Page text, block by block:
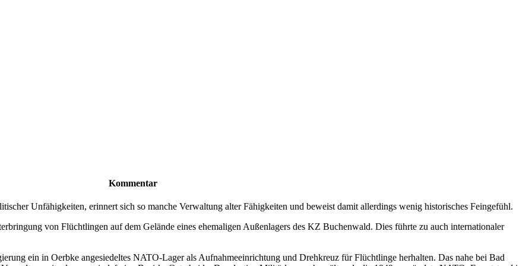
Kommentar
Unfähigkeiten, erinnert sich so manche Verwaltung alter Fähigkeiten und beweist damit allerdings wenig historisches Feingefühl.
von Flüchtlingen auf dem Gelände eines ehemaligen Außenlagers des KZ Buchenwald. Dies führte zu auch internationaler
ein in Oerbke angesiedeltes NATO-Lager als Aufnahmeeinrichtung und Drehkreuz für Flüchtlinge herhalten. Das nahe bei Bad